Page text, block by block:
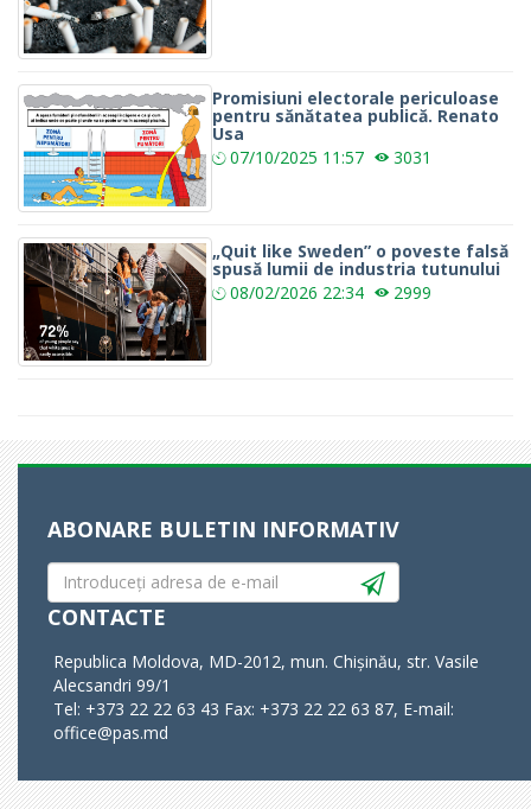
Promisiuni electorale periculoase
pentru sănătatea publică. Renato
Usa
07/10/2025 11:57 3031
„Quit like Sweden” o poveste falsă
spusă lumii de industria tutunului
08/02/2026 22:34 2999
ABONARE BULETIN INFORMATIV
CONTACTE
Republica Moldova, MD-2012, mun. Chișinău, str. Vasile
Alecsandri 99/1
Tel: +373 22 22 63 43 Fax: +373 22 22 63 87, E-mail:
office@pas.md